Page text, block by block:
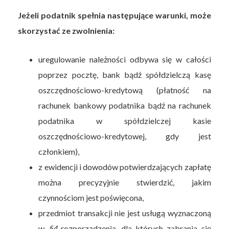
Jeżeli podatnik spełnia następujące warunki, może
skorzystać ze zwolnienia:
uregulowanie należności odbywa się w całości
poprzez pocztę, bank bądź spółdzielczą kasę
oszczędnościowo-kredytową (płatność na
rachunek bankowy podatnika bądź na rachunek
podatnika w spółdzielczej kasie
oszczędnościowo-kredytowej, gdy jest
członkiem),
z ewidencji i dowodów potwierdzających zapłatę
można precyzyjnie stwierdzić, jakim
czynnościom jest poświęcona,
przedmiot transakcji nie jest usługą wyznaczoną